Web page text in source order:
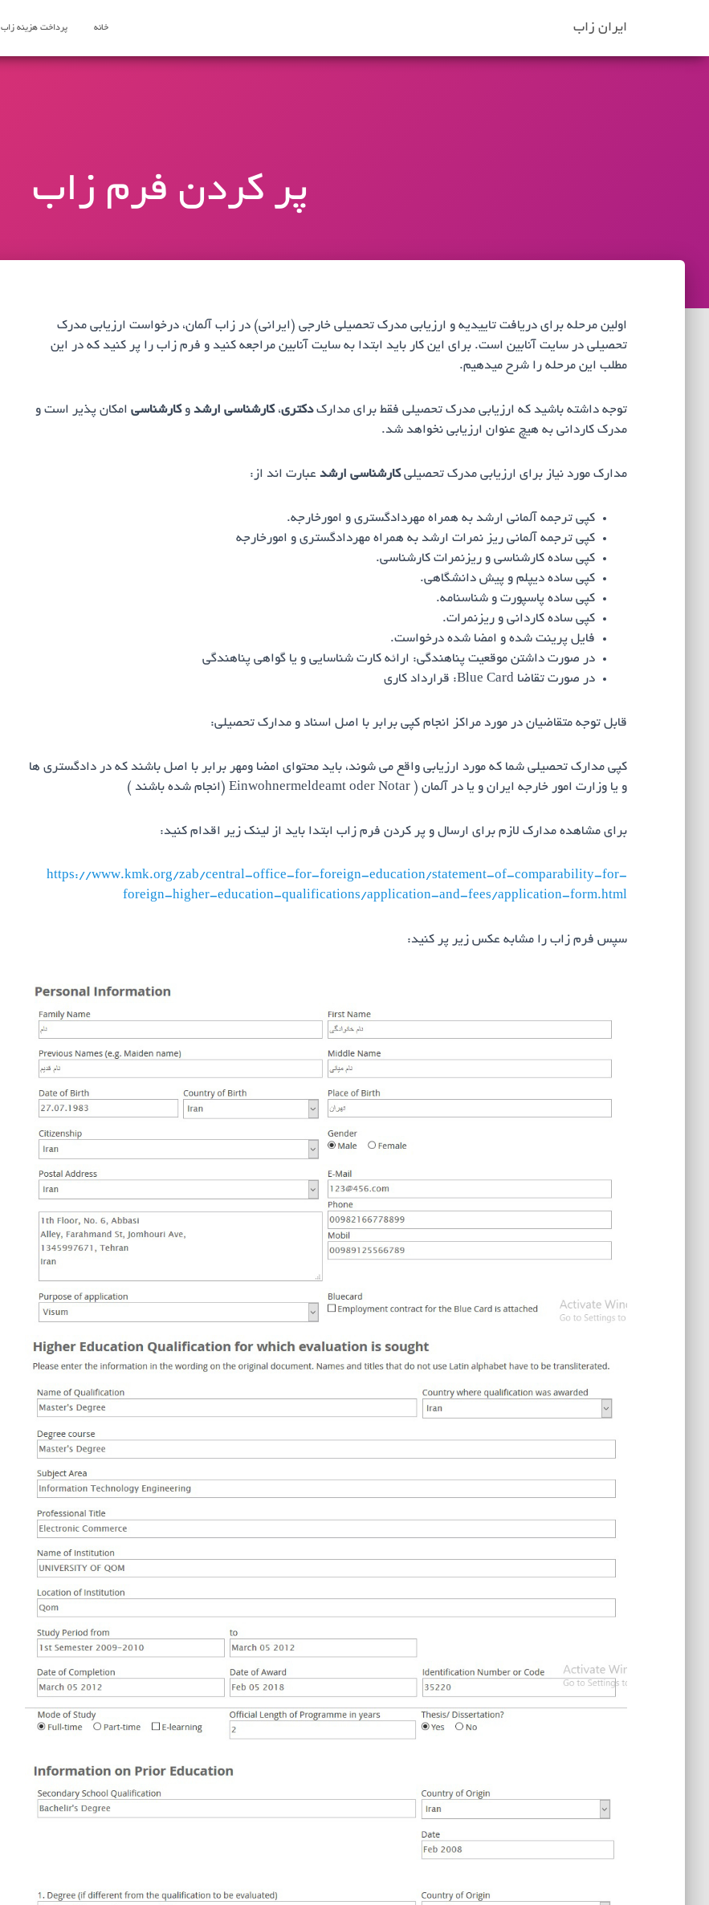
ایران زاب خانه پرداخت هزینه زاب
پر کردن فرم زاب
اولین مرحله برای دریافت تاییدیه و ارزیابی مدرک تحصیلی خارجی (ایرانی) در زاب آلمان، درخواست ارزیابی مدرک
تحصیلی در سایت آنابین است. برای این کار باید ابتدا به سایت آنابین مراجعه کنید و فرم زاب را پر کنید که در این
مطلب این مرحله را شرح میدهیم.
توجه داشته باشید که ارزیابی مدرک تحصیلی فقط برای مدارکدکتری،کارشناسی ارشد وکارشناسی امکان پذیر است و
مدرک کاردانی به هیچ عنوان ارزیابی نخواهد شد.
مدارک مورد نیاز برای ارزیابی مدرک تحصیلیکارشناسی ارشد عبارت اند از:
کپی ترجمه آلمانی ارشد به همراه مهردادگستری و امورخارجه.
کپی ترجمه آلمانی ریز نمرات ارشد به همراه مهردادگستری و امورخارجه
کپی ساده کارشناسی و ریزنمرات کارشناسی.
کپی ساده دیپلم و پیش دانشگاهی.
کپی ساده پاسپورت و شناسنامه.
کپی ساده کاردانی و ریزنمرات.
فایل پرینت شده و امضا شده درخواست.
در صورت داشتن موقعیت پناهندگی: ارائه کارت شناسایی و یا گواهی پناهندگی
در صورت تقاضا Blue Card: قرارداد کاری
قابل توجه متقاضیان در مورد مراکز انجام کپی برابر با اصل اسناد و مدارک تحصیلی:
کپی مدارک تحصیلی شما که مورد ارزیابی واقع می شوند، باید محتوای امضا ومهر برابر با اصل باشند که در دادگستری ها
و یا وزارت امور خارجه ایران و یا در آلمان ( Einwohnermeldeamt oder Notar (انجام شده باشند )
برای مشاهده مدارک لازم برای ارسال و پر کردن فرم زاب ابتدا باید از لینک زیر اقدام کنید:
https://www.kmk.org/zab/central-office-for-foreign-education/statement-of-comparability-for-
foreign-higher-education-qualifications/application-and-fees/application-form.html
سپس فرم زاب را مشابه عکس زیر پر کنید: